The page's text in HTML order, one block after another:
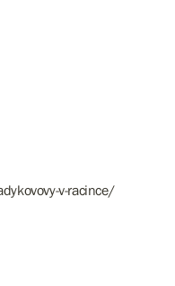
v-racince/